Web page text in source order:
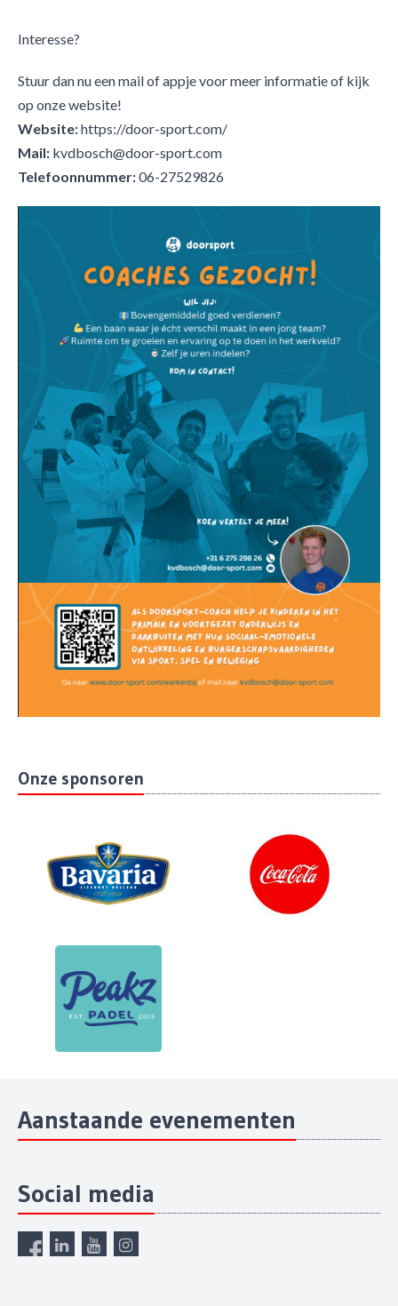
Interesse?
Stuur dan nu een mail of appje voor meer informatie of kijk
op onze website!
Website:https://door-sport.com/
Mail: kvdbosch@door-sport.com
Telefoonnummer:06-27529826
Onze sponsoren
Aanstaande evenementen
Social media